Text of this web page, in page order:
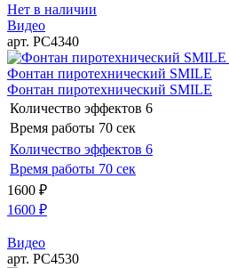
Нет в наличии
Видео
арт. РС4340
Фонтан пиротехнический SMILE
Фонтан пиротехнический SMILE
Количество эффектов 6
Время работы 70 сек
Количество эффектов 6
Время работы 70 сек
1600 ₽
1600 ₽
Видео
арт. РС4530